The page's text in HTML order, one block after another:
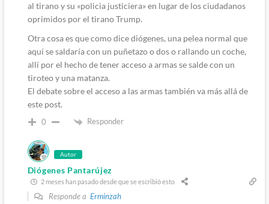
al tirano y su «policia justiciera» en lugar de los ciudadanos
oprimidos por el tirano Trump.
Otra cosa es que como dice diógenes, una pelea normal que
aquí se saldaría con un puñetazo o dos o rallando un coche,
allí por el hecho de tener acceso a armas se salde con un
tiroteo y una matanza.
El debate sobre el acceso a las armas también va más allá de
este post.
0 Responder
Autor
Diógenes Pantarújez
2 meses han pasado desde que se escribió esto
Responde a Erminzah